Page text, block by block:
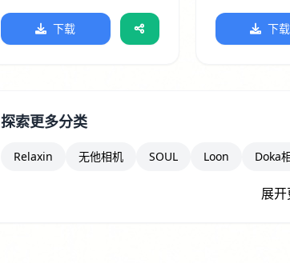
下载 下载
探索更多分类
Relaxin 无他相机 SOUL Loon Doka
展